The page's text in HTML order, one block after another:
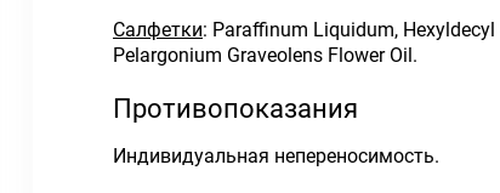
Салфетки: Paraffinum Liquidum,
Pelargonium Graveolens Flower Oil.
Противопоказания
Индивидуальная непереносимость.